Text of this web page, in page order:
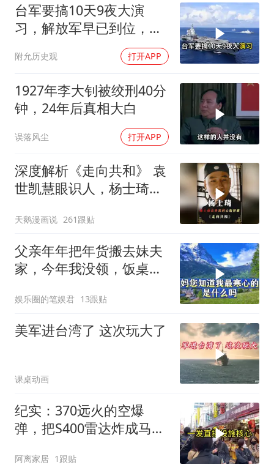
台军要搞10天9夜大演
习，解放军早已到位，美
国那套“保台”承诺早就变
味了
附允历史观 打开APP
1927年李大钊被绞刑40分
钟，24年后真相大白
误落风尘 打开APP
深度解析《走向共和》 袁
世凯慧眼识人，杨士琦确
天鹅漫画说 261跟贴
父亲年年把年货搬去妹夫
家，今年我没领，饭桌上
娱乐圈的笔娱君 13跟贴
美军进台湾了 这次玩大了
课桌动画
纪实：370远火的空爆
弹，把S400雷达炸成马蜂
了
阿离家居 1跟贴